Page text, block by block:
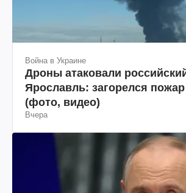
Война в Украине
Дроны атаковали
Ярославль: загорелся
(фото, видео)
Вчера